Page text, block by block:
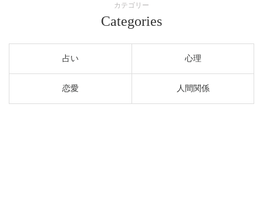
カテゴリー
Categories
占い 心理
恋愛 人間関係